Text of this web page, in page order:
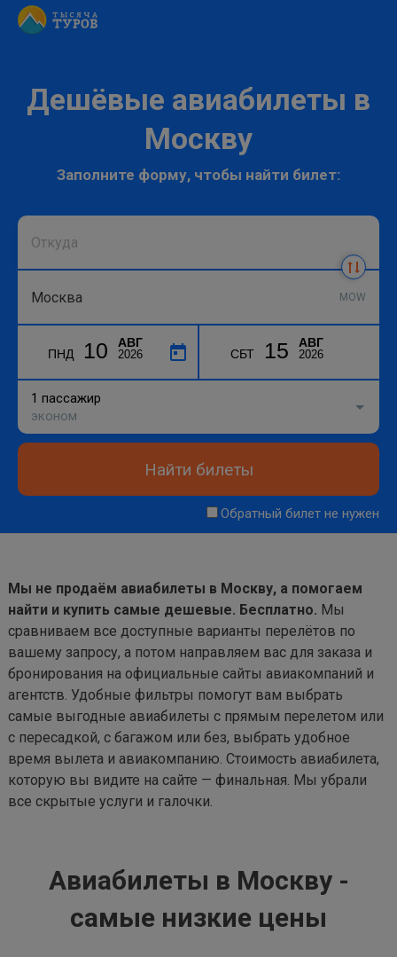
Дешёвые авиабилеты в
Москву
Заполните форму, чтобы найти билет:
MOW
ПНД 10 АВГ
2026 СБТ 15 АВГ
2026
1 пассажир
эконом
Найти билеты
Обратный билет не нужен
Мы не продаём авиабилеты в Москву, а помогаем
найти и купить самые дешевые. Бесплатно. Мы
сравниваем все доступные варианты перелётов по
вашему запросу, а потом направляем вас для заказа и
бронирования на официальные сайты авиакомпаний и
агентств. Удобные фильтры помогут вам выбрать
самые выгодные авиабилеты с прямым перелетом или
с пересадкой, с багажом или без, выбрать удобное
время вылета и авиакомпанию. Стоимость авиабилета,
которую вы видите на сайте — финальная. Мы убрали
все скрытые услуги и галочки.
Авиабилеты в Москву -
самые низкие цены